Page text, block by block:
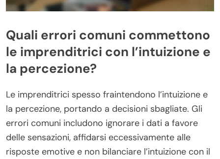
Quali errori comuni commettono
le imprenditrici con l’intuizione e
la percezione?
Le imprenditrici spesso fraintendono l’intuizione e
la percezione, portando a decisioni sbagliate. Gli
errori comuni includono ignorare i dati a favore
delle sensazioni, affidarsi eccessivamente alle
risposte emotive e non bilanciare l’intuizione con il